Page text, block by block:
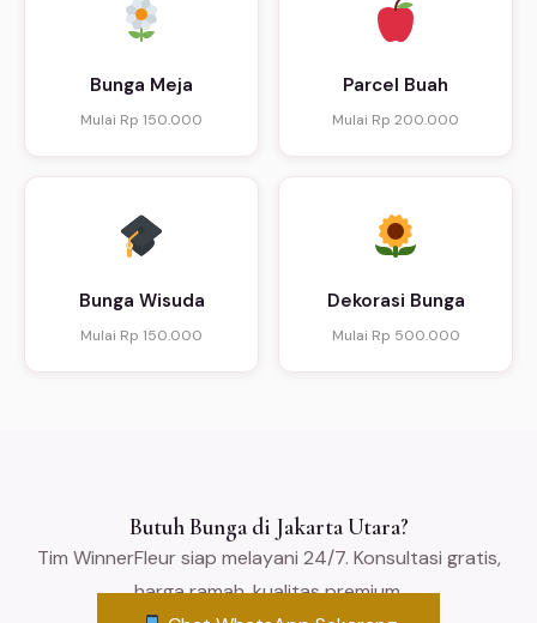
Bunga Meja
Mulai Rp 150.000
Parcel Buah
Mulai Rp 200.000
Bunga Wisuda
Mulai Rp 150.000
Dekorasi Bunga
Mulai Rp 500.000
Butuh Bunga di Jakarta Utara?
Tim WinnerFleur siap melayani 24/7. Konsultasi gratis,
harga ramah, kualitas premium.